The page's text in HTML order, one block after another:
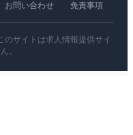
お問い合わせ 免責事項
のサイトは求人情報提供サイ
。